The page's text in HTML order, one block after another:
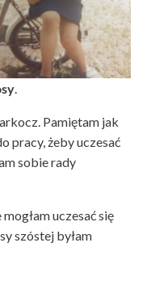
Pamiętam jak
pracy, żeby uczesać
sobie rady
uczesać się
szóstej byłam